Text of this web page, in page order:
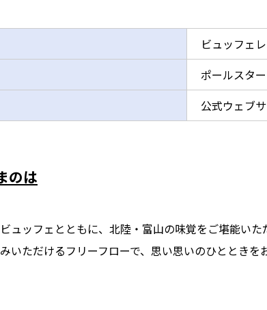
ビュッフェ
ポールスタ
公式ウェブ
のは
ュッフェとともに、北陸・富山の味覚をご堪能いた
いただけるフリーフローで、思い思いのひとときを